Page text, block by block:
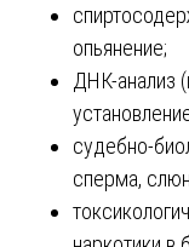
опьянение;
ДНК-анализ
судебно-
сперма,